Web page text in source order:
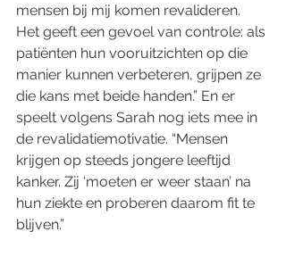
mensen bij mij komen revalideren.
Het geeft een gevoel van controle: als
patiënten hun vooruitzichten op die
manier kunnen verbeteren, grijpen ze
die kans met beide handen.” En er
speelt volgens Sarah nog iets mee in
de revalidatiemotivatie. “Mensen
krijgen op steeds jongere leeftijd
kanker. Zij ‘moeten er weer staan’ na
hun ziekte en proberen daarom fit te
blijven.”